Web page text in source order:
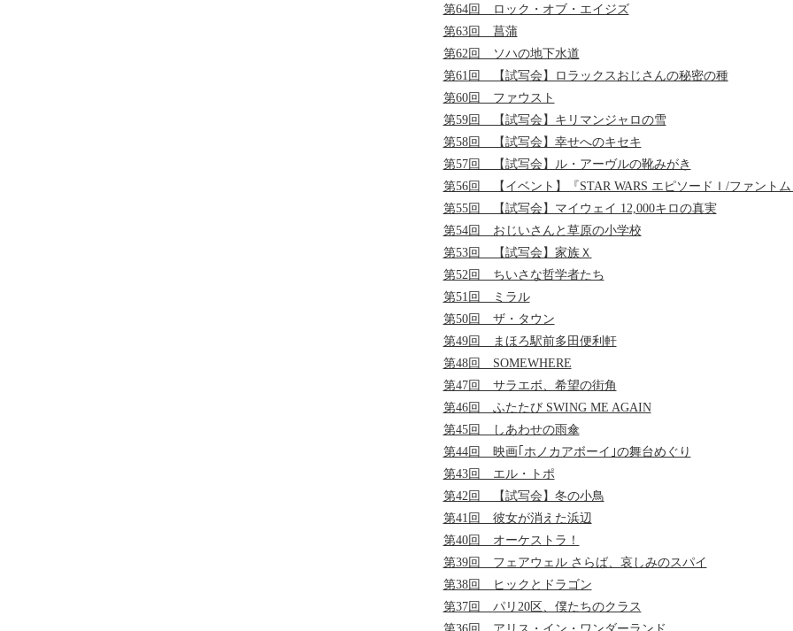
第64回 ロック・オブ・エイジズ
第63回 菖蒲
第62回 ソハの地下水道
第61回 【試写会】ロラックスおじさんの秘密の種
第60回 ファウスト
第59回 【試写会】キリマンジャロの雪
第58回 【試写会】幸せへのキセキ
第57回 【試写会】ル・アーヴルの靴みがき
第56回 【イベント】『STAR WARS エピソードＩ/ファント
第55回 【試写会】マイウェイ 12,000キロの真実
第54回 おじいさんと草原の小学校
第53回 【試写会】家族Ｘ
第52回 ちいさな哲学者たち
第51回 ミラル
第50回 ザ・タウン
第49回 まほろ駅前多田便利軒
第48回 SOMEWHERE
第47回 サラエボ、希望の街角
第46回 ふたたび SWING ME AGAIN
第45回 しあわせの雨傘
第44回 映画｢ホノカアボーイ｣の舞台めぐり
第43回 エル・トポ
第42回 【試写会】冬の小鳥
第41回 彼女が消えた浜辺
第40回 オーケストラ！
第39回 フェアウェル さらば、哀しみのスパイ
第38回 ヒックとドラゴン
第37回 パリ20区、僕たちのクラス